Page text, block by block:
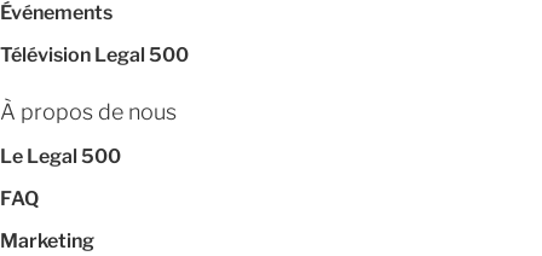
Événements
Télévision Legal 500
À propos de nous
Le Legal 500
FAQ
Marketing